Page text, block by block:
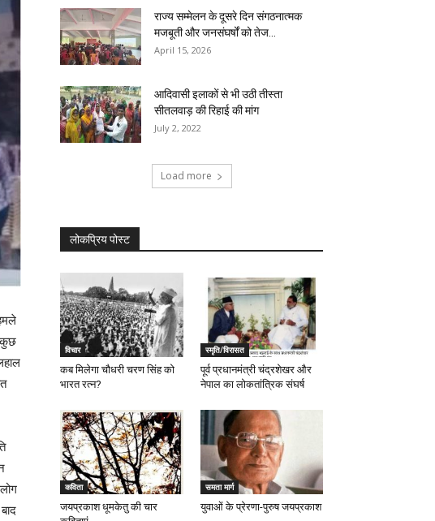
कुछ
राज्य सम्मेलन के दूसरे दिन संगठनात्मक
मजबूती और जनसंघर्षों को तेज...
April 15, 2026
आदिवासी इलाकों से भी उठी तीस्ता
सीतलवाड़ की रिहाई की मांग
July 2, 2022
Load more
लोकप्रिय पोस्ट
विचार
कब मिलेगा चौधरी चरण सिंह को
भारत रत्न?
स्मृति/विरासत
पूर्व प्रधानमंत्री चंद्रशेखर और
नेपाल का लोकतांत्रिक संघर्ष
कविता
जयप्रकाश धूमकेतु की चार
समता मार्ग
युवाओं के प्रेरणा-पुरुष जयप्रकाश